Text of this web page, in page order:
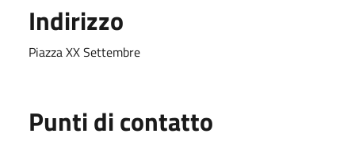
Indirizzo
Piazza XX Settembre
Punti di contatto